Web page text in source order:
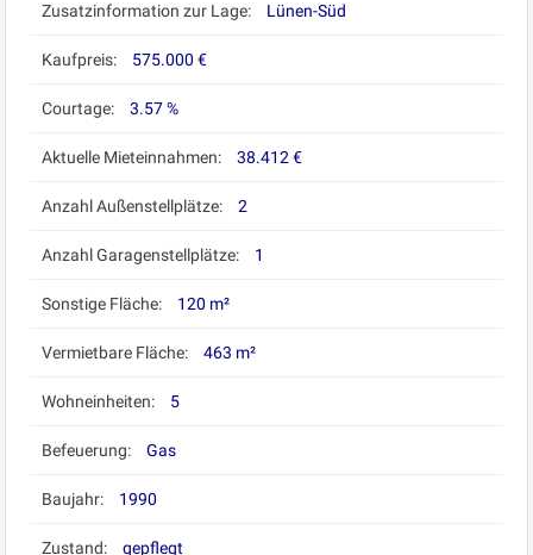
Zusatzinformation zur Lage: Lünen-Süd
Kaufpreis: 575.000 €
Courtage: 3.57 %
Aktuelle Mieteinnahmen: 38.412 €
Anzahl Außenstellplätze: 2
Anzahl Garagenstellplätze: 1
Sonstige Fläche: 120 m²
Vermietbare Fläche: 463 m²
Wohneinheiten: 5
Befeuerung: Gas
Baujahr: 1990
Zustand: gepflegt